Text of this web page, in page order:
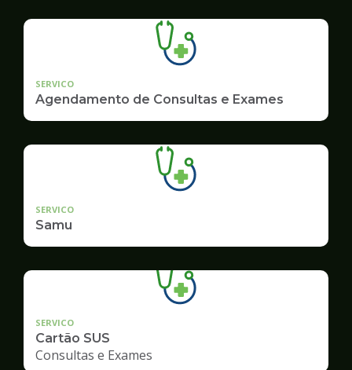
SERVICO
Agendamento de Consultas e Exames
SERVICO
Samu
SERVICO
Cartão SUS
Consultas e Exames